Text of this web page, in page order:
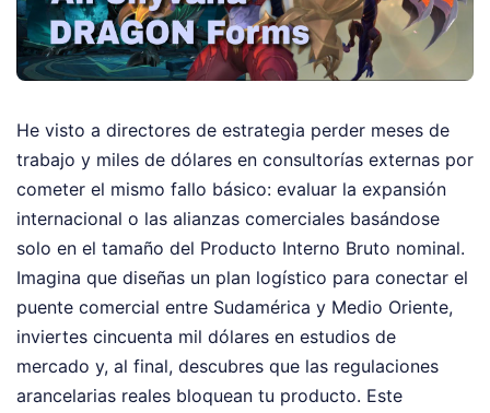
He visto a directores de estrategia perder meses de
trabajo y miles de dólares en consultorías externas por
cometer el mismo fallo básico: evaluar la expansión
internacional o las alianzas comerciales basándose
solo en el tamaño del Producto Interno Bruto nominal.
Imagina que diseñas un plan logístico para conectar el
puente comercial entre Sudamérica y Medio Oriente,
inviertes cincuenta mil dólares en estudios de
mercado y, al final, descubres que las regulaciones
arancelarias reales bloquean tu producto. Este